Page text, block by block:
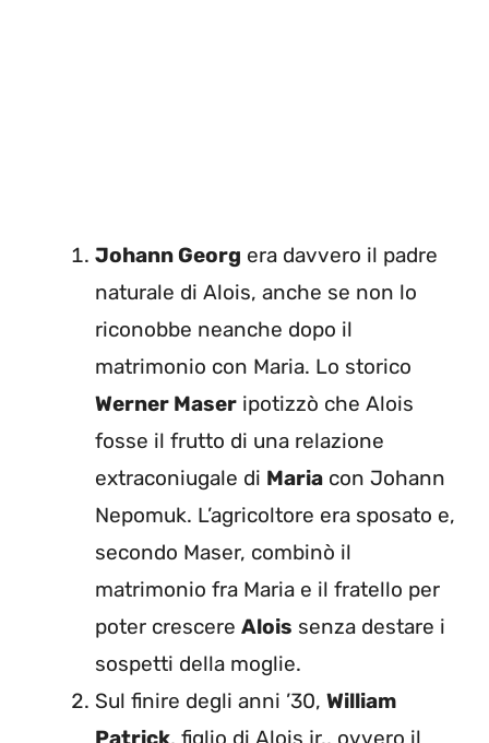
Johann Georg era davvero il padre
naturale di Alois, anche se non lo
riconobbe neanche dopo il
matrimonio con Maria. Lo storico
Werner Maser ipotizzò che Alois
fosse il frutto di una relazione
extraconiugale di Maria con Johann
Nepomuk. L’agricoltore era sposato e,
secondo Maser, combinò il
matrimonio fra Maria e il fratello per
poter crescere Alois senza destare i
sospetti della moglie.
Sul finire degli anni ’30, William
Patrick, figlio di Alois jr., ovvero il